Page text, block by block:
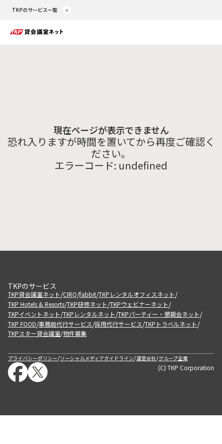
TKPのサービス一覧
現在ページが表示できません
恐れ入りますが時間を置いてから再度ご確認く
ださい。
エラーコード: undefined
TKPのサービス
TKP貸会議室ネット/CIRQ/fabbit/TKPレンタルオフィスネット/
TKP Hotels & Resorts/TKP研修ネット/TKPウェビナーネット/
TKPイベントネット/TKPレンタルネット/TKPパーティー・懇親会ネット/
TKP FOOD/事務局代行サービス/採用代行サービス/TKPトラベルネット/
TKPスター貸会議室/物件募集
プライバシーポリシー/ソーシャルメディアガイドライン/運営会社/グループ企業
(C) TKP Corporation